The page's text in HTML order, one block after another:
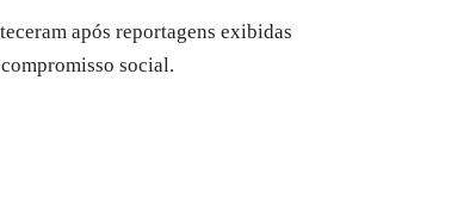
após reportagens exibidas
social.